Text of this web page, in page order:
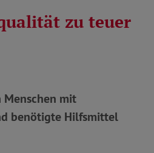
zu teuer
mit
benötigte Hilfsmittel